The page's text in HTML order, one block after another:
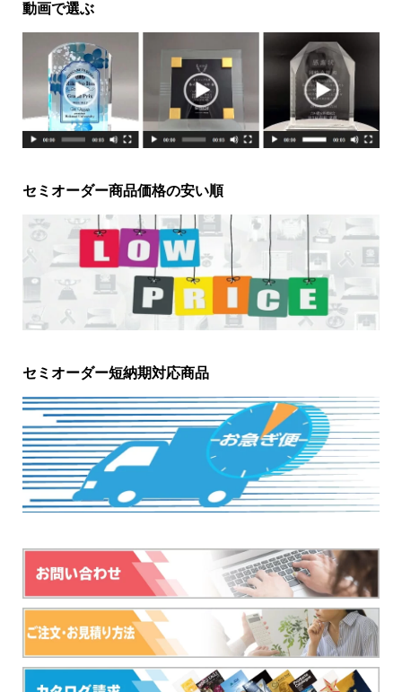
動画で選ぶ
セミオーダー商品価格の安い順
セミオーダー短納期対応商品